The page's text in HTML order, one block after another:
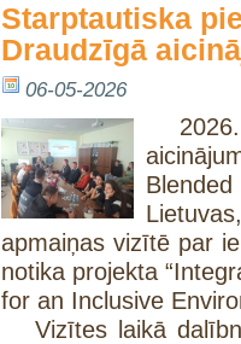
Starptautiska
Draudzīgā
06-05-2026
apmaiņas vizītē par
notika projekta
for an Inclusive
Vizītes laikā